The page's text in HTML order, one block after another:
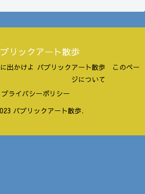
リックアート散歩
出かけよ パブリックアート散歩 このペー
ジについて
プライバシーポリシー
パブリックアート散歩.